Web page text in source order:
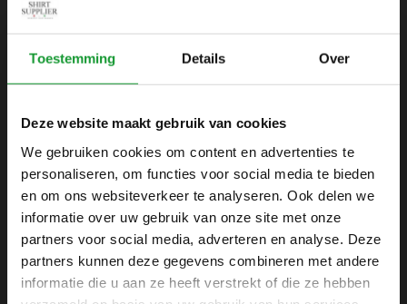
Toestemming Details Over
Deze website maakt gebruik van cookies
We gebruiken cookies om content en advertenties te
personaliseren, om functies voor social media te bieden
en om ons websiteverkeer te analyseren. Ook delen we
informatie over uw gebruik van onze site met onze
partners voor social media, adverteren en analyse. Deze
partners kunnen deze gegevens combineren met andere
informatie die u aan ze heeft verstrekt of die ze hebben
SHIRTSUPPLIER.NL
Webshop voor mannen
Zijlijnstraat 24
1433 DC
+31 6 42 52 32 80